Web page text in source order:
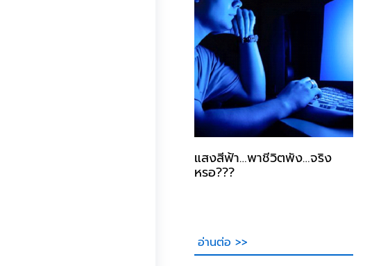
แสงสีฟ้า…พาชีวิตพัง…จริง
หรอ???
อ่านต่อ >>